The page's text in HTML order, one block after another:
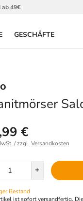
49€
GESCHÄFTE
€
/ zzgl. Versandkosten
+
Bestand
ist sofort versandfertig.